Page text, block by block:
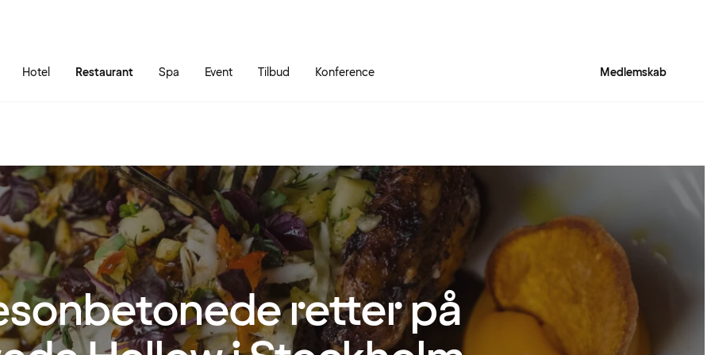
Hotel Restaurant Spa Event Tilbud Konference Medlemskab
retter på